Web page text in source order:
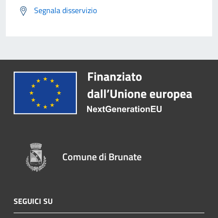
Segnala disservizio
Comune di Brunate
SEGUICI SU